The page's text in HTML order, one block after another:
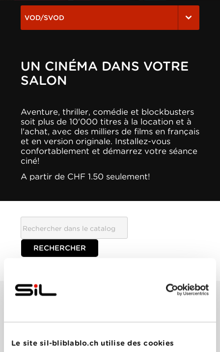
Le site sil-bliblablo.ch utilise des cookies
VOD/SVOD
UN CINÉMA DANS VOTRE
SALON
Aventure, thriller, comédie et blockbusters
soit plus de 10'000 titres à la location et à
l'achat, avec des milliers de films en français
et en version originale. Installez-vous
confortablement et démarrez votre séance
ciné!
A partir de CHF 1.50 seulement!